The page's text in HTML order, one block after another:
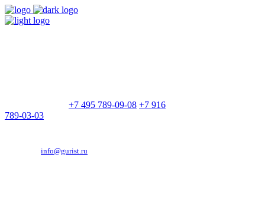
+7 495 789-09-08 +7 916
789-03-03
info@gurist.ru